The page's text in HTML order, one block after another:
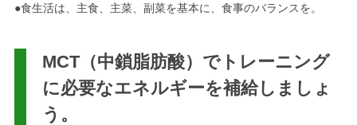
●食生活は、主食、主菜、副菜を基本に、食事のバランスを。
MCT（中鎖脂肪酸）でトレーニング
に必要なエネルギーを補給しましょ
う。